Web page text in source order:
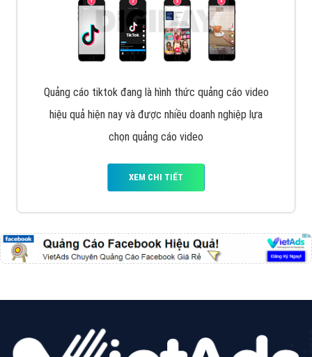
Quảng cáo tiktok đang là hình thức quảng cáo video
hiệu quả hiện nay và được nhiều doanh nghiệp lựa
chọn quảng cáo video
XEM CHI TIẾT